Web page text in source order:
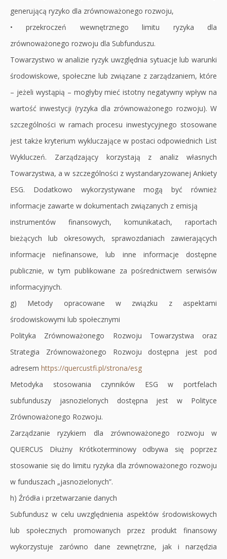
generującą ryzyko dla zrównoważonego rozwoju,
• przekroczeń wewnętrznego limitu ryzyka dla
zrównoważonego rozwoju dla Subfunduszu.
Towarzystwo w analizie ryzyk uwzględnia sytuacje lub warunki
środowiskowe, społeczne lub związane z zarządzaniem, które
– jeżeli wystąpią – mogłyby mieć istotny negatywny wpływ na
wartość inwestycji (ryzyka dla zrównoważonego rozwoju). W
szczególności w ramach procesu inwestycyjnego stosowane
jest także kryterium wykluczające w postaci odpowiednich List
Wykluczeń. Zarządzający korzystają z analiz własnych
Towarzystwa, a w szczególności z wystandaryzowanej Ankiety
ESG. Dodatkowo wykorzystywane mogą być również
informacje zawarte w dokumentach związanych z emisją
instrumentów finansowych, komunikatach, raportach
bieżących lub okresowych, sprawozdaniach zawierających
informacje niefinansowe, lub inne informacje dostępne
publicznie, w tym publikowane za pośrednictwem serwisów
informacyjnych.
g) Metody opracowane w związku z aspektami
środowiskowymi lub społecznymi
Polityka Zrównoważonego Rozwoju Towarzystwa oraz
Strategia Zrównoważonego Rozwoju dostępna jest pod
adresem https://quercustfi.pl/strona/esg
Metodyka stosowania czynników ESG w portfelach
subfunduszy jasnozielonych dostępna jest w Polityce
Zrównoważonego Rozwoju.
Zarządzanie ryzykiem dla zrównoważonego rozwoju w
QUERCUS Dłużny Krótkoterminowy odbywa się poprzez
stosowanie się do limitu ryzyka dla zrównoważonego rozwoju
w funduszach „jasnozielonych”.
h) Źródła i przetwarzanie danych
Subfundusz w celu uwzględnienia aspektów środowiskowych
lub społecznych promowanych przez produkt finansowy
wykorzystuje zarówno dane zewnętrzne, jak i narzędzia